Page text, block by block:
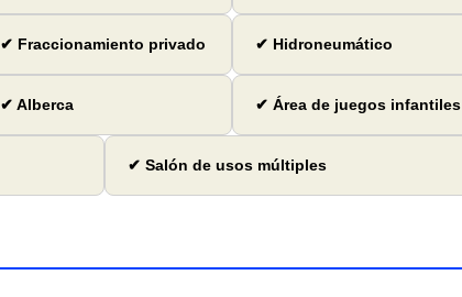
✔ Fraccionamiento privado ✔ Hidroneumático
✔ Alberca ✔ Área de juegos infantiles
✔ Salón de usos múltiples